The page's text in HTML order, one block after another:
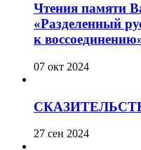
Чтения памяти
«Разделенный
к
07 окт 2024
27 сен 2024